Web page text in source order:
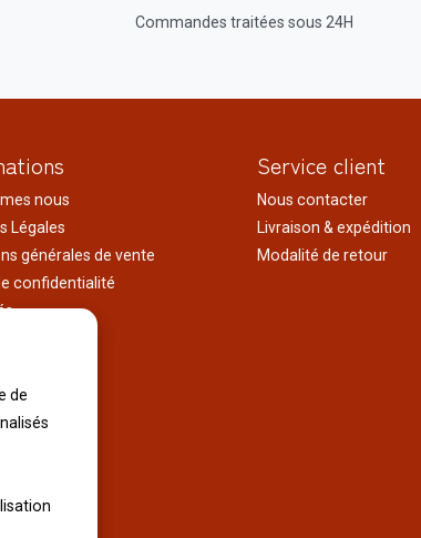
Commandes traitées sous 24H
nous
Légales
générales de vente
confidentialité
Service client
Nous contacter
Livraison & expédition
Modalité de retour
de